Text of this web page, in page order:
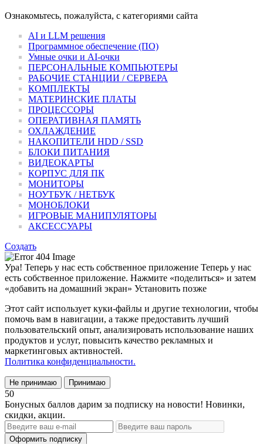
Ознакомьтесь, пожалуйста, с категориями сайта
AI и LLM решения
Программное обеспечение (ПО)
Умные очки и AI-очки
ПЕРСОНАЛЬНЫЕ КОМПЬЮТЕРЫ
РАБОЧИЕ СТАНЦИИ / СЕРВЕРА
КОМПЛЕКТЫ
МАТЕРИНСКИЕ ПЛАТЫ
ПРОЦЕССОРЫ
ОПЕРАТИВНАЯ ПАМЯТЬ
ОХЛАЖДЕНИЕ
НАКОПИТЕЛИ HDD / SSD
БЛОКИ ПИТАНИЯ
ВИДЕОКАРТЫ
КОРПУС ДЛЯ ПК
МОНИТОРЫ
НОУТБУК / НЕТБУК
МОНОБЛОКИ
ИГРОВЫЕ МАНИПУЛЯТОРЫ
АКСЕССУАРЫ
Создать
Ура! Теперь у нас есть собственное приложение Теперь у нас
есть собственное приложение. Нажмите «поделиться» и затем
«добавить на домашний экран» Установить позже
Этот сайт использует куки-файлы и другие технологии, чтобы
помочь вам в навигации, а также предоставить лучший
пользовательский опыт, анализировать использование наших
продуктов и услуг, повысить качество рекламных и
маркетинговых активностей.
Политика конфиденциальности.
Не принимаю Принимаю
50
Бонусных баллов дарим за подписку на новости! Новинки,
скидки, акции.
Оформить подписку